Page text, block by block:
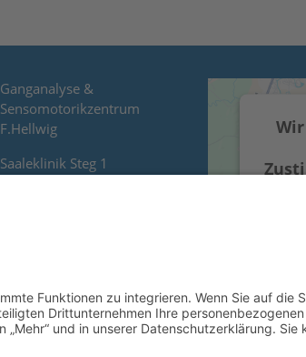
Ganganalyse &
Sensomotorikzentrum
F.Hellwig
Saaleklinik Steg 1